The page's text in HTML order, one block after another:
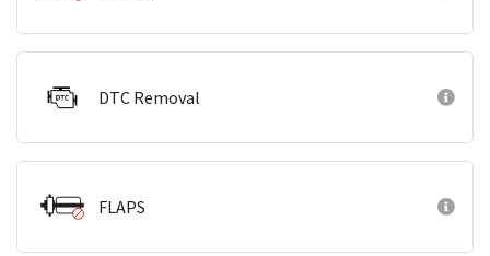
DTC Removal
FLAPS